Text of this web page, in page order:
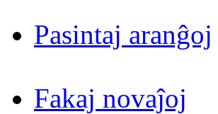
Pasintaj aranĝoj
Fakaj novaĵoj